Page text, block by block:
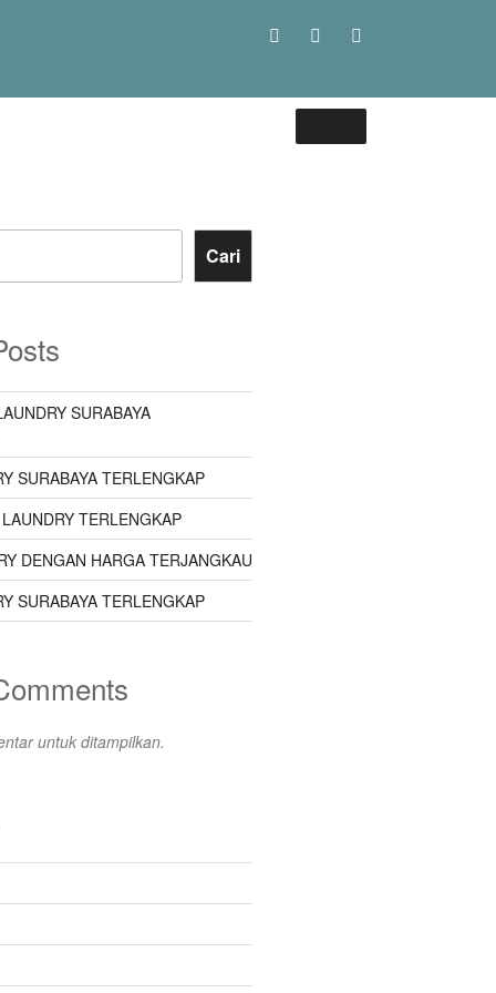
Cari
SURABAYA
SURABAYA TERLENGKAP
TERLENGKAP
DENGAN HARGA TERJANGKAU
SURABAYA TERLENGKAP
untuk ditampilkan.